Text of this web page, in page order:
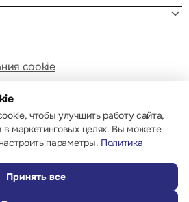
cookie
– 2026 ECOM
чтобы улучшить работу сайта,
в маркетинговых целях. Вы можете
параметры. Политика
Принять все